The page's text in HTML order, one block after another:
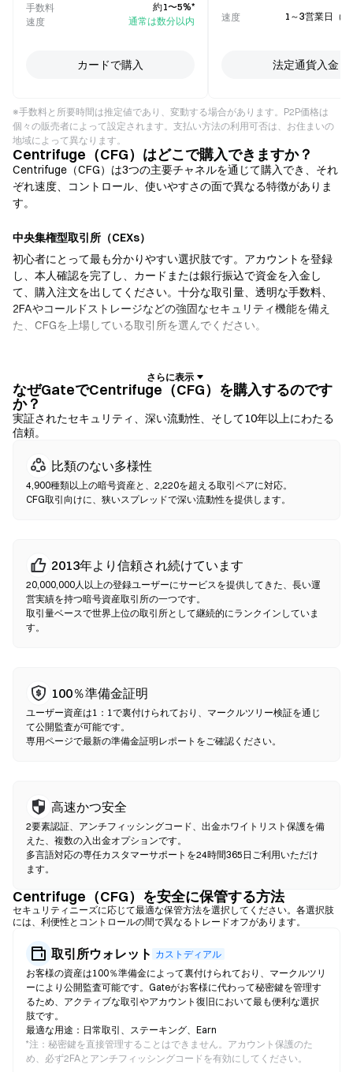
手数料
約1〜5%*
速度
通常は数分以内
カードで購入
速度
1～3営業日（
法定通貨入金
※手数料と所要時間は推定値であり、変動する場合があります。P2P価格は
個々の販売者によって設定されます。支払い方法の利用可否は、お住まいの
地域によって異なります。
Centrifuge（CFG）はどこで購入できますか？
Centrifuge（CFG）は3つの主要チャネルを通じて購入でき、それ
ぞれ速度、コントロール、使いやすさの面で異なる特徴がありま
す。
中央集権型取引所（CEXs）
初心者にとって最も分かりやすい選択肢です。アカウントを登録
し、本人確認を完了し、カードまたは銀行振込で資金を入金し
て、購入注文を出してください。十分な取引量、透明な手数料、
2FAやコールドストレージなどの強固なセキュリティ機能を備え
た、CFGを上場している取引所を選んでください。
自己保管を重視するユーザー向けです。ノンカストディアルウォ
レットでは、お客様自身が秘密鍵を保有し、ウォレットのインタ
ーフェース内で直接トークンをスワップできます。一部のウォレ
ットは法定通貨オンランプにも対応しており、取引所を経由せず
確認前に必ずシードフレーズをバックアップし、コントラクトア
ドレスを確認してください。
使用してオンチェーンでスワップを実行するため、登録や本人確
認は不要です。互換性のあるウォレットを接続し、トークンペア
を選択し、スリッページ許容値を設定して、スワップを確認して
ください。ガス代が発生し、流動性の深さにより価格が中央集権
型市場と異なる場合がある点にご注意ください。ほとんどのDEX
なぜGateでCentrifuge（CFG）を購入するのです
か？
実証されたセキュリティ、深い流動性、そして10年以上にわたる
信頼。
比類のない多様性
4,900種類以上の暗号資産と、2,220を超える取引ペアに対応。
CFG取引向けに、狭いスプレッドで深い流動性を提供します。
2013年より信頼され続けています
20,000,000人以上の登録ユーザーにサービスを提供してきた、長い運
営実績を持つ暗号資産取引所の一つです。
取引量ベースで世界上位の取引所として継続的にランクインしていま
す。
100％準備金証明
ユーザー資産は1：1で裏付けられており、マークルツリー検証を通じ
て公開監査が可能です。
専用ページで最新の準備金証明レポートをご確認ください。
高速かつ安全
2要素認証、アンチフィッシングコード、出金ホワイトリスト保護を備
えた、複数の入出金オプションです。
多言語対応の専任カスタマーサポートを24時間365日ご利用いただけ
ます。
Centrifuge（CFG）を安全に保管する方法
セキュリティニーズに応じて最適な保管方法を選択してください。各選択肢
には、利便性とコントロールの間で異なるトレードオフがあります。
取引所ウォレット カストディアル
お客様の資産は100％準備金によって裏付けられており、マークルツリ
ーにより公開監査可能です。Gateがお客様に代わって秘密鍵を管理す
るため、アクティブな取引やアカウント復旧において最も便利な選択
肢です。
最適な用途：日常取引、ステーキング、Earn
*注：秘密鍵を直接管理することはできません。アカウント保護のた
め、必ず2FAとアンチフィッシングコードを有効にしてください。